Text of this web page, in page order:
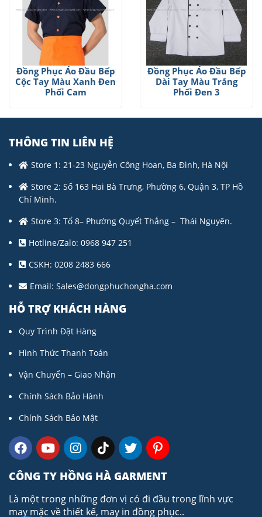
Đồng Phục Áo Đầu Bếp
Cộc Tay Màu Xanh Đen
Phối Cam
Đồng Phục Áo Đầu Bếp
Dài Tay Màu Trắng
Phối Đen 3
THÔNG TIN LIÊN HỆ
Store 1: 21-23 Nguyễn Công Hoan, Ba Đình, Hà Nội
Store 2: Số 163 Hai Bà Trưng, Phường 6, Quận 3, TP Hồ
Chí Minh.
Store 3: Tổ 8– Phường Quyết Thắng – Thái Nguyên.
Hotline/Zalo: 0968 947 251
CSKH: 0208 2483 666
Email: Sales@dongphuchongha.com
HỖ TRỢ KHÁCH HÀNG
Quy Trình Đặt Hàng
Hình Thức Thanh Toán
Vận Chuyển – Giao Nhận
Chính Sách Bảo Hành
Chính Sách Bảo Mật
CÔNG TY HỒNG HÀ GARMENT
Là một trong những đơn vị có đi đầu trong lĩnh vực
may mặc về thiết kế, may in đồng phục..